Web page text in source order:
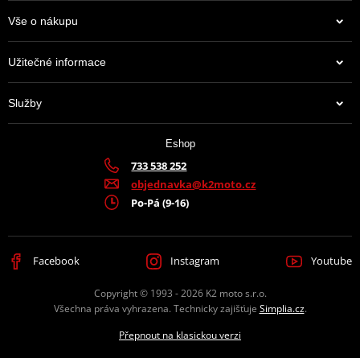
Vše o nákupu
Užitečné informace
Služby
Eshop
733 538 252
objednavka@k2moto.cz
Po-Pá (9-16)
Facebook Instagram Youtube
Copyright © 1993 - 2026 K2 moto s.r.o.
Všechna práva vyhrazena. Technicky zajišťuje Simplia.cz.
Přepnout na klasickou verzi